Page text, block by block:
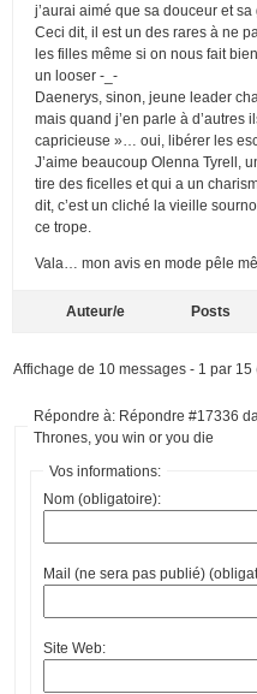
j’aurai aimé que sa douceur et
Ceci dit, il est un des rares à ne
les filles même si on nous fait
un looser -_-
Daenerys, sinon, jeune leader
mais quand j’en parle à d’autres
capricieuse »… oui, libérer les
J’aime beaucoup Olenna Tyrell,
tire des ficelles et qui a un
dit, c’est un cliché la vieille
ce trope.
Vala… mon avis en mode pêle
Auteur/e Posts
Affichage de 10 messages - 1 par 15
Répondre à: Répondre #17336
Thrones, you win or you die
Vos informations:
Nom (obligatoire):
Mail (ne sera pas publié)
Site Web: